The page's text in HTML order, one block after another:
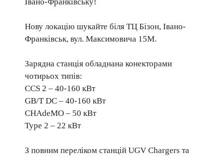
Нову локацію шукайте біля ТЦ Бізон, Івано-
Франківськ, вул. Максимовича 15М.
Зарядна станція обладнана конекторами
чотирьох типів:
CCS 2 – 40-160 кВт
GB/T DC – 40-160 кВт
CHAdeMO – 50 кВт
Type 2 – 22 кВт
З повним переліком станцій UGV Chargers та